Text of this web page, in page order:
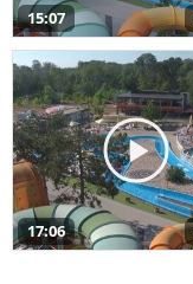
15:07
17:06